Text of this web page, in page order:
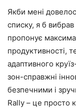
Якби мені
списку, я б
пропонує
продуктивності,
адаптивного
зон-справжні
безпечними і
Rally – це просто